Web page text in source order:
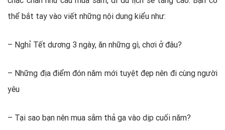
thể bắt tay vào viết những nội dung kiểu như:
– Nghỉ Tết dương 3 ngày, ăn những gì, chơi ở đâu?
– Những địa điểm đón năm mới tuyệt đẹp nên đi cùng người
yêu
– Tại sao bạn nên mua sắm thả ga vào dịp cuối năm?